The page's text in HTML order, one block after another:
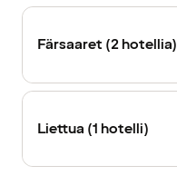
Färsaaret (2 hotellia)
Liettua (1 hotelli)